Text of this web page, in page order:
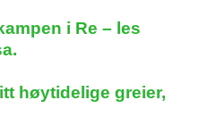
i Re – les
høytidelige greier,